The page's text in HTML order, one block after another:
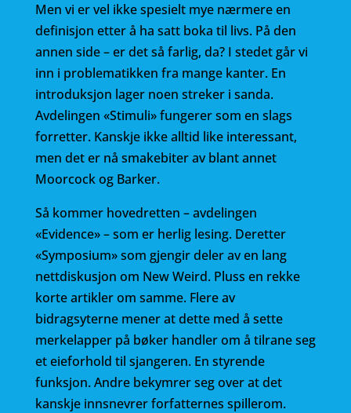
Men vi er vel ikke spesielt mye nærmere en
definisjon etter å ha satt boka til livs. På den
annen side – er det så farlig, da? I stedet går vi
inn i problematikken fra mange kanter. En
introduksjon lager noen streker i sanda.
Avdelingen «Stimuli» fungerer som en slags
forretter. Kanskje ikke alltid like interessant,
men det er nå smakebiter av blant annet
Moorcock og Barker.
Så kommer hovedretten – avdelingen
«Evidence» – som er herlig lesing. Deretter
«Symposium» som gjengir deler av en lang
nettdiskusjon om New Weird. Pluss en rekke
korte artikler om samme. Flere av
bidragsyterne mener at dette med å sette
merkelapper på bøker handler om å tilrane seg
et eieforhold til sjangeren. En styrende
funksjon. Andre bekymrer seg over at det
kanskje innsnevrer forfatternes spillerom.